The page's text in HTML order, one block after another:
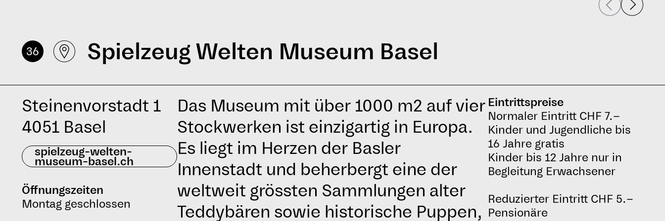
36 Spielzeug Welten Museum Basel
Steinenvorstadt 1
4051 Basel
spielzeug-welten-
museum-basel.ch
Öffnungszeiten
Montag geschlossen
Das Museum mit über 1000 m2 auf vier
Stockwerken ist einzigartig in Europa.
Es liegt im Herzen der Basler
Innenstadt und beherbergt eine der
weltweit grössten Sammlungen alter
Teddybären sowie historische Puppen,
Eintrittspreise
Normaler Eintritt CHF 7.–
Kinder und Jugendliche bis
16 Jahre gratis
Kinder bis 12 Jahre nur in
Begleitung Erwachsener
Reduzierter Eintritt CHF 5.–
Pensionäre